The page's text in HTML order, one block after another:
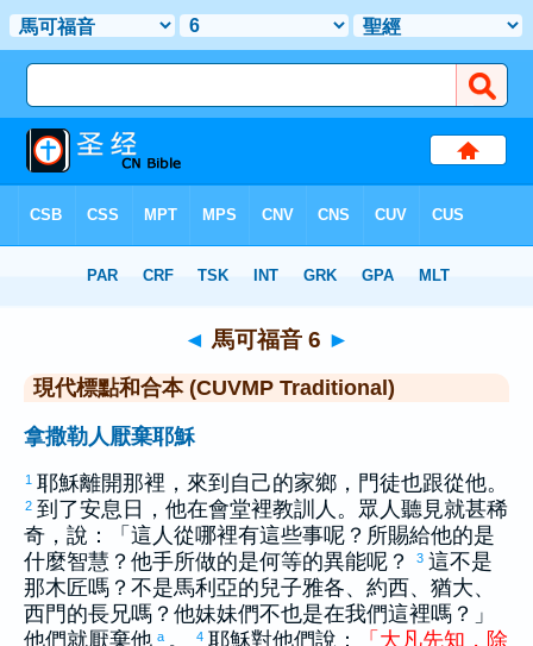
> 馬可福音 6
◄ 馬可福音 6 ►
現代標點和合本 (CUVMP Traditional)
拿撒勒人厭棄耶穌
1 耶穌離開那裡，來到自己的家鄉，門徒也跟從他。
2 到了安息日，他在會堂裡教訓人。眾人聽見就甚稀
奇，說：「這人從哪裡有這些事呢？所賜給他的是
什麼智慧？他手所做的是何等的異能呢？
3 這不是
那木匠嗎？不是馬利亞的兒子雅各、 約西、 猶大、
西門 的長兄嗎？他妹妹們不也是在我們這裡嗎？」
他們就厭棄他 a 。 4 耶穌對他們說： 「 大凡先知 ， 除